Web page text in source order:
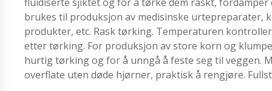
brukes til produksjon av medisinske urtepreparater,
produkter, etc. Rask tørking. Temperaturen
etter tørking. For produksjon av store korn og
hurtig tørking og for å unngå å feste seg til veggen.
overflate uten døde hjørner, praktisk å rengjøre.